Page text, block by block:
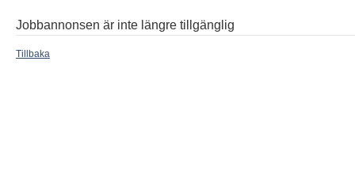
Jobbannonsen är inte längre tillgänglig
Tillbaka